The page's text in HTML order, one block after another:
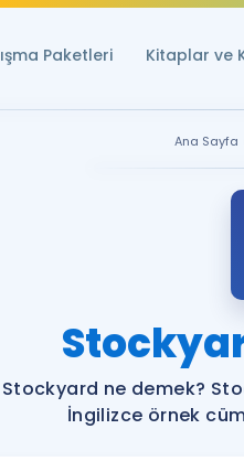
Paketleri Kitaplar ve
Ana Sayfa
Stockyard ne demek?
İngilizce örnek